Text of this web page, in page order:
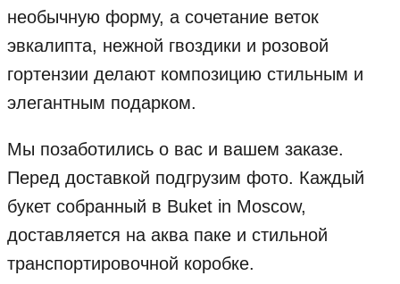
необычную форму, а сочетание веток
эвкалипта, нежной гвоздики и розовой
гортензии делают композицию стильным и
элегантным подарком.
Мы позаботились о вас и вашем заказе.
Перед доставкой подгрузим фото. Каждый
букет собранный в Buket in Moscow,
доставляется на аква паке и стильной
транспортировочной коробке.